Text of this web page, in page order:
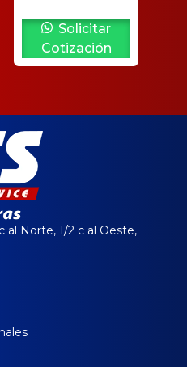
Solicitar
Cotización
al Norte, 1/2 c al Oeste,